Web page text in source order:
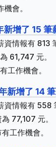
會。
增了 15 筆
資情報有 813
61,747 元。
工作機會。
新增了 14
資情報有 558
77,107 元。
工作機會。